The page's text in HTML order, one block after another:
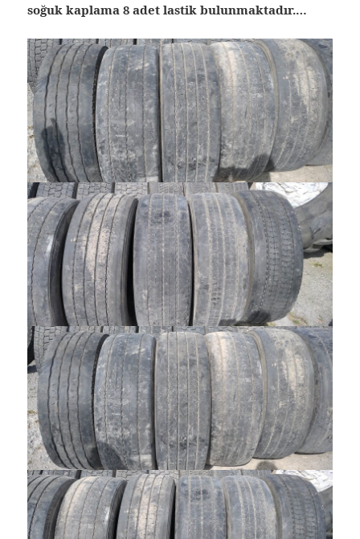
soğuk kaplama 8 adet lastik bulunmaktadır.…